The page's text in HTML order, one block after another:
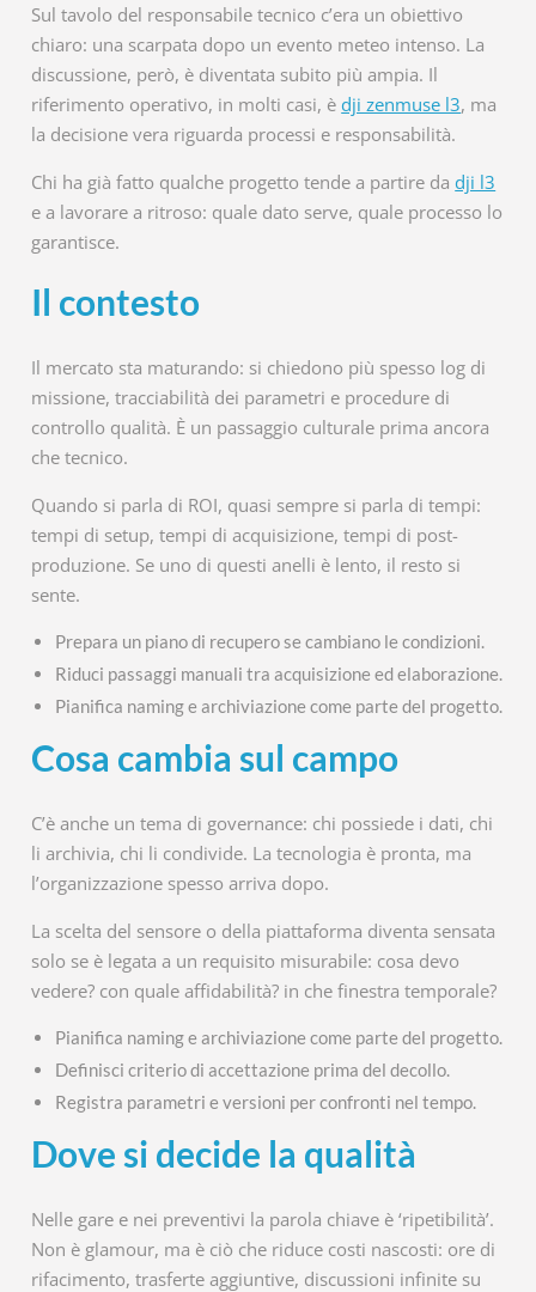
Sul tavolo del responsabile tecnico c’era un obiettivo
chiaro: una scarpata dopo un evento meteo intenso. La
discussione, però, è diventata subito più ampia. Il
riferimento operativo, in molti casi, èdji zenmuse l3, ma
la decisione vera riguarda processi e responsabilità.
Chi ha già fatto qualche progetto tende a partire dadji l3
e a lavorare a ritroso: quale dato serve, quale processo lo
garantisce.
Il contesto
Il mercato sta maturando: si chiedono più spesso log di
missione, tracciabilità dei parametri e procedure di
controllo qualità. È un passaggio culturale prima ancora
che tecnico.
Quando si parla di ROI, quasi sempre si parla di tempi:
tempi di setup, tempi di acquisizione, tempi di post-
produzione. Se uno di questi anelli è lento, il resto si
sente.
Prepara un piano di recupero se cambiano le condizioni.
Riduci passaggi manuali tra acquisizione ed elaborazione.
Pianifica naming e archiviazione come parte del progetto.
Cosa cambia sul campo
C’è anche un tema di governance: chi possiede i dati, chi
li archivia, chi li condivide. La tecnologia è pronta, ma
l’organizzazione spesso arriva dopo.
La scelta del sensore o della piattaforma diventa sensata
solo se è legata a un requisito misurabile: cosa devo
vedere? con quale affidabilità? in che finestra temporale?
Pianifica naming e archiviazione come parte del progetto.
Definisci criterio di accettazione prima del decollo.
Registra parametri e versioni per confronti nel tempo.
Dove si decide la qualità
Nelle gare e nei preventivi la parola chiave è ‘ripetibilità’.
Non è glamour, ma è ciò che riduce costi nascosti: ore di
rifacimento, trasferte aggiuntive, discussioni infinite su